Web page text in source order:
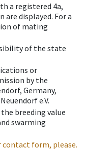
a registered 4a,
displayed. For a
of mating
of the state
or
by the
Germany,
e.V.
breeding value
swarming
contact form, please.